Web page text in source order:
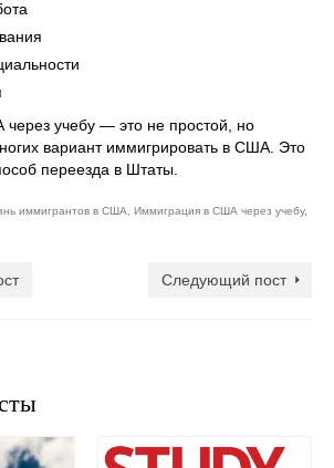
учебу — это не простой, но
вариант иммигрировать в США. Это
переезда в Штаты.
иммигрантов в США, Иммиграция в США через учебу,
Следующий пост